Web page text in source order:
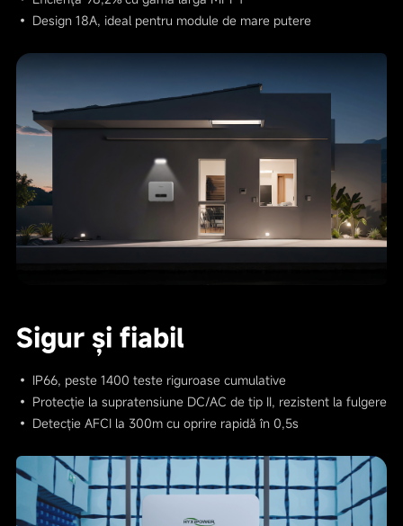
• Design 18A, ideal pentru module de mare putere
Sigur și fiabil
• IP66, peste 1400 teste riguroase cumulative
• Protecție la supratensiune DC/AC de tip II, rezistent la fulgere
• Detecție AFCI la 300m cu oprire rapidă în 0,5s